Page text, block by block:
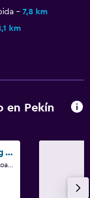
7,8 km
km
en Pekín
Hanting Hotel Beijing West Railway Station North Square